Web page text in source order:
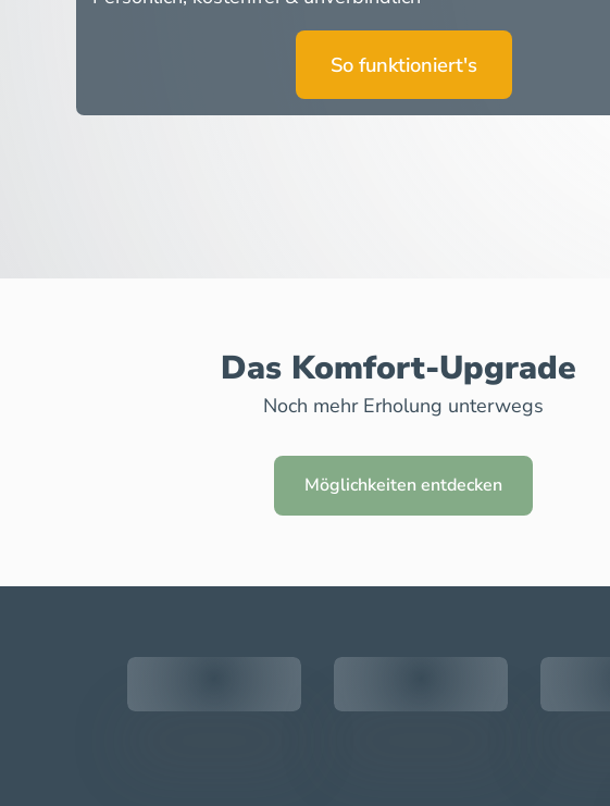
So funktioniert's
Das Komfort-Upgrade
Noch mehr Erholung unterwegs
Möglichkeiten entdecken